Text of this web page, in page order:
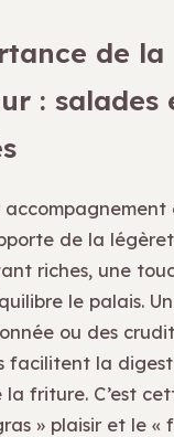
de la
: salades
accompagnement
de la
riches, une
le palais.
ou des
facilitent la
la friture. C’est
» plaisir et le «